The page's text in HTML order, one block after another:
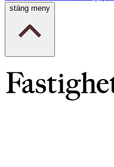
stäng meny